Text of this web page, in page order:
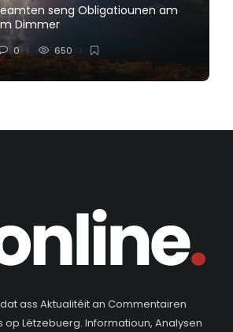
seng Obligatiounen am
Dimmer
0 650
ass Aktualitéit an Commentairen
op Lëtzebuerg. Informatioun, Analysen